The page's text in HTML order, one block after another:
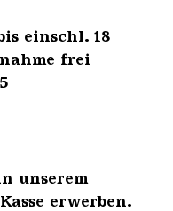
einschl. 18
frei
unserem
erwerben.